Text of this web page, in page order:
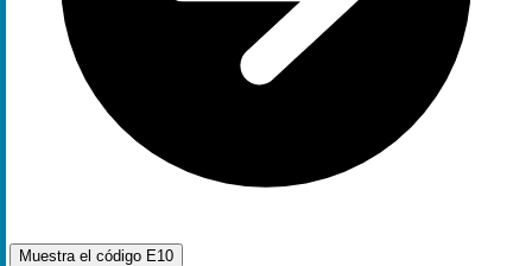
Muestra el código E10